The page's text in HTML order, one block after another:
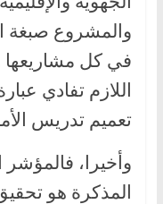
والمشروع صبغة
في كل مشاريعها
اللازم تفادي
تعميم تدريس
وأخيرا،
المذكرة هو